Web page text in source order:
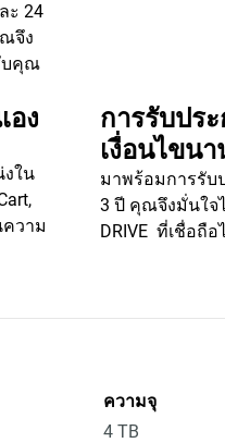
ะ 24
จึง
บคุณ
อง
งใน
วาม
การรับปร
เงื่อนไขนา
มาพร้อมการรับ
3 ปี คุณจึงมั่นใจ
DRIVE ที่เชื่อถื
ความจุ
4 TB